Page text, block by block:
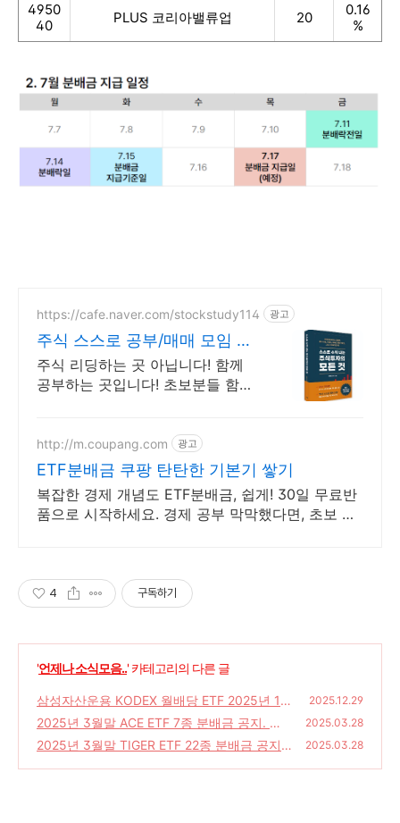
4950
40
PLUS 코리아밸류업 20
0.16
%
https://cafe.naver.com/stockstudy114 광고
주식 스스로 공부/매매 모임 스
스로 공부법을 배웁니다 !
주식 리딩하는 곳 아닙니다! 함께
공부하는 곳입니다! 초보분들 함께
http://m.coupang.com 광고
ETF분배금 쿠팡 탄탄한 기본기 쌓기
복잡한 경제 개념도 ETF분배금, 쉽게! 30일 무료반
품으로 시작하세요. 경제 공부 막막했다면, 초보 눈
4 구독하기
'언제나 소식모음..' 카테고리의 다른 글
삼성자산운용 KODEX 월배당 ETF 2025년 12
월 월말 분배금 공지
(0)
2025.12.29
2025년 3월말 ACE ETF 7종 분배금 공지. 지
급예정일 4월 2일.
(2)
2025.03.28
2025년 3월말 TIGER ETF 22종 분배금 공지.
2025.03.28